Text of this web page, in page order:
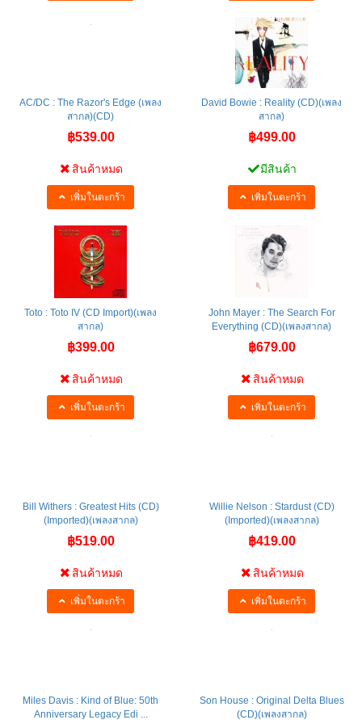
AC/DC : The Razor's Edge (เพลง
สากล)(CD)
฿539.00
สินค้าหมด
เพิ่มในตะกร้า
David Bowie ‎: Reality (CD)(เพลง
สากล)
฿499.00
มีสินค้า
เพิ่มในตะกร้า
Toto : Toto IV (CD Import)(เพลง
สากล)
฿399.00
สินค้าหมด
เพิ่มในตะกร้า
John Mayer : The Search For
Everything (CD)(เพลงสากล)
฿679.00
สินค้าหมด
เพิ่มในตะกร้า
Bill Withers : Greatest Hits (CD)
(Imported)(เพลงสากล)
สินค้าหมด
เพิ่มในตะกร้า
Willie Nelson : Stardust (CD)
(Imported)(เพลงสากล)
สินค้าหมด
เพิ่มในตะกร้า